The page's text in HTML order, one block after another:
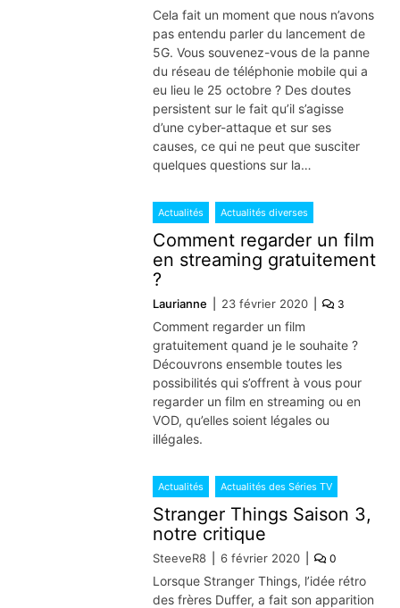
Cela fait un moment que nous n’avons
pas entendu parler du lancement de
5G. Vous souvenez-vous de la panne
du réseau de téléphonie mobile qui a
eu lieu le 25 octobre ? Des doutes
persistent sur le fait qu’il s’agisse
d’une cyber-attaque et sur ses
causes, ce qui ne peut que susciter
quelques questions sur la…
Actualités Actualités diverses
Comment regarder un film
en streaming gratuitement
?
Laurianne 23 février 2020 3
Comment regarder un film
gratuitement quand je le souhaite ?
Découvrons ensemble toutes les
possibilités qui s’offrent à vous pour
regarder un film en streaming ou en
VOD, qu’elles soient légales ou
illégales.
Actualités Actualités des Séries TV
Stranger Things Saison 3,
notre critique
SteeveR8 6 février 2020 0
Lorsque Stranger Things, l’idée rétro
des frères Duffer, a fait son apparition